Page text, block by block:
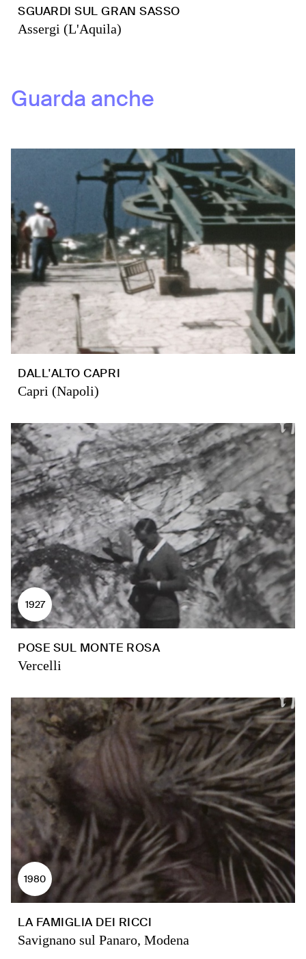
SGUARDI SUL GRAN SASSO
Assergi (L'Aquila)
Guarda anche
DALL'ALTO CAPRI
Capri (Napoli)
1927
POSE SUL MONTE ROSA
Vercelli
1980
LA FAMIGLIA DEI RICCI
Savignano sul Panaro, Modena